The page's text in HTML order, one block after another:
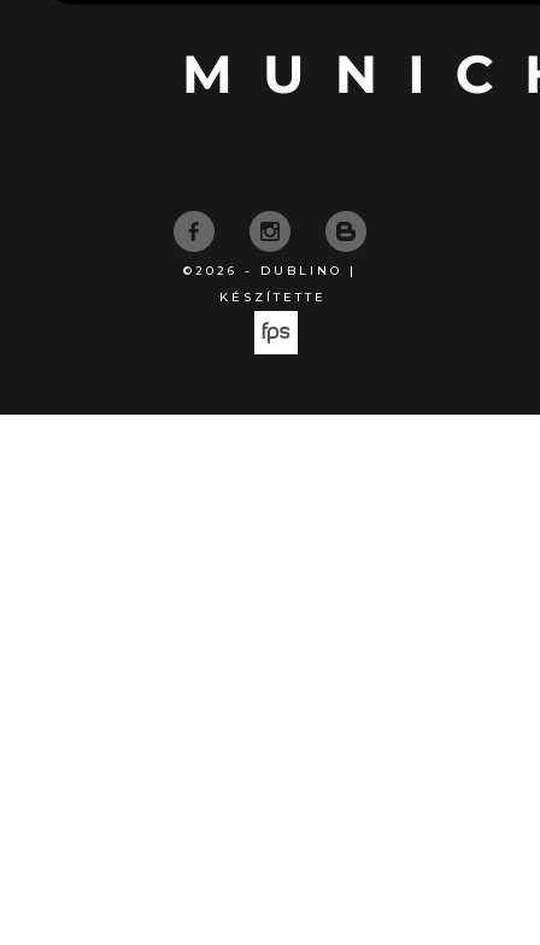
©2026 - DUBLINO |
KÉSZÍTETTE